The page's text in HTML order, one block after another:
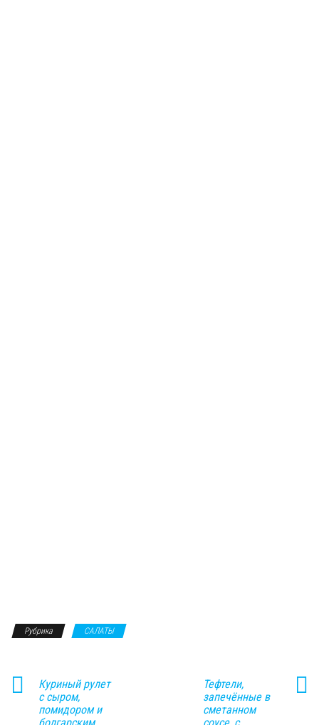
Рубрика САЛАТЫ
Куриный рулет
с сыром,
помидором и
Тефтели,
запечённые в
сметанном